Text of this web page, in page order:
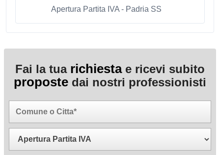
Apertura Partita IVA - Padria SS
Fai la tua richiestae ricevi subito
proposte dai nostri professionisti